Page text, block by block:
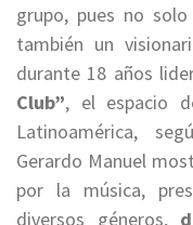
grupo, pues no
también un
durante 18 años
Club”, el espacio
Latinoamérica,
Gerardo Manuel
por la música,
diversos géneros,